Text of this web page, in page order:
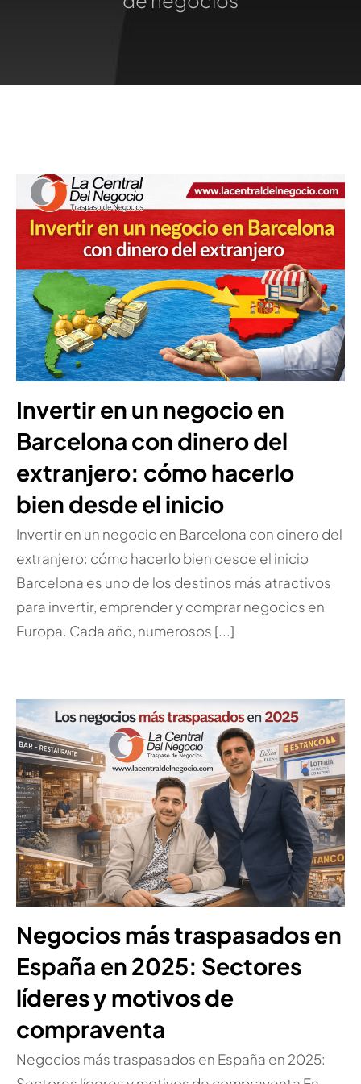
Invertir en un negocio en
Barcelona con dinero del
extranjero: cómo hacerlo
bien desde el inicio
Invertir en un negocio en Barcelona con dinero del
extranjero: cómo hacerlo bien desde el inicio
Barcelona es uno de los destinos más atractivos
para invertir, emprender y comprar negocios en
Europa. Cada año, numerosos [...]
Negocios más traspasados en
España en 2025: Sectores
líderes y motivos de
compraventa
Negocios más traspasados en España en 2025: